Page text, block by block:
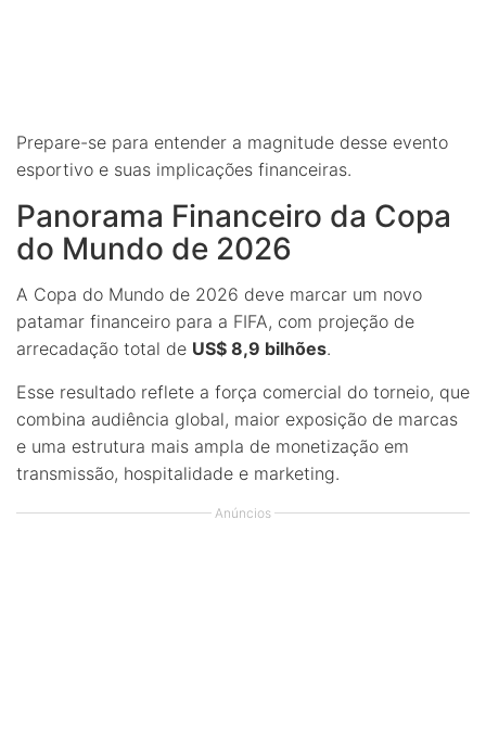
Prepare-se para entender a magnitude desse evento
esportivo e suas implicações financeiras.
Panorama Financeiro da Copa
do Mundo de 2026
A Copa do Mundo de 2026 deve marcar um novo
patamar financeiro para a FIFA, com projeção de
arrecadação total de US$ 8,9 bilhões.
Esse resultado reflete a força comercial do torneio, que
combina audiência global, maior exposição de marcas
e uma estrutura mais ampla de monetização em
transmissão, hospitalidade e marketing.
Anúncios